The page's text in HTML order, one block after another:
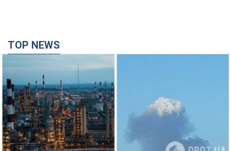
TOP NEWS